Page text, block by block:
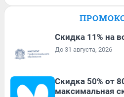
Скидка 11% на
До 31 августа, 2026
Скидка 50% от
максимальная